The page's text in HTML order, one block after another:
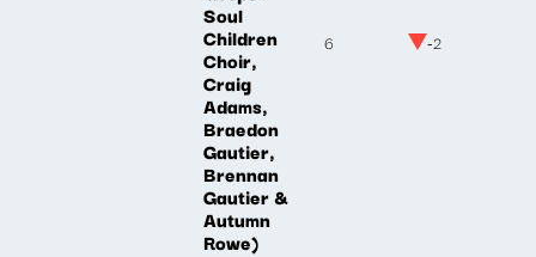
Soul
Children
Choir,
Craig
Adams,
Braedon
Gautier,
Brennan
Gautier &
Autumn
Rowe)
6 -2